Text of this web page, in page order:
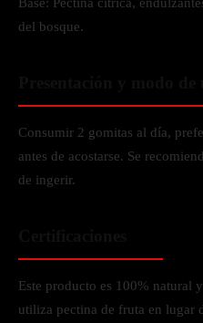
del bosque.
Consumir 2 gomitas al día,
antes de acostarse. Se
de ingerir.
Este producto es 100% natural
utiliza pectina de fruta en lugar